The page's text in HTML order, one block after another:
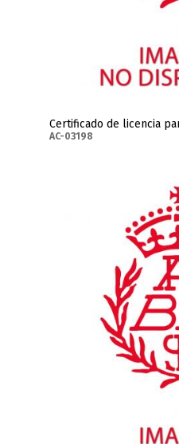
Certificado de licencia
AC-03198